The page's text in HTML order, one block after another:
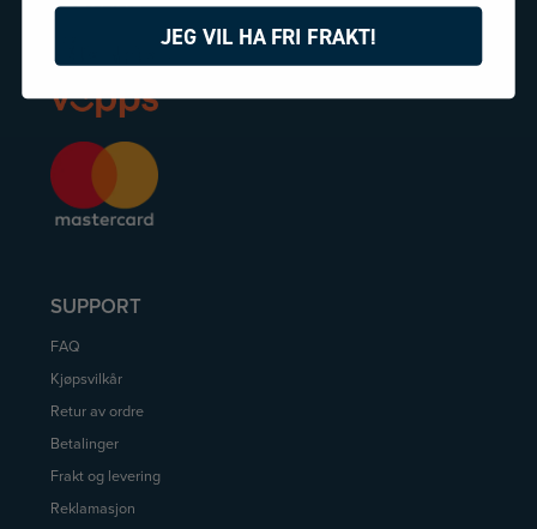
BETALING
SUPPORT
FAQ
Kjøpsvilkår
Retur av ordre
Betalinger
Frakt og levering
Reklamasjon
JEG VIL HA FRI FRAKT!